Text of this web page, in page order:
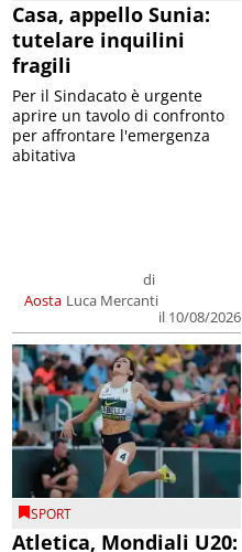
Casa, appello Sunia:
tutelare inquilini
fragili
Aosta
di
Luca Mercanti
il 10/08/2026
Per il Sindacato è urgente
aprire un tavolo di confronto
per affrontare l'emergenza
abitativa
SPORT
Atletica, Mondiali U20: